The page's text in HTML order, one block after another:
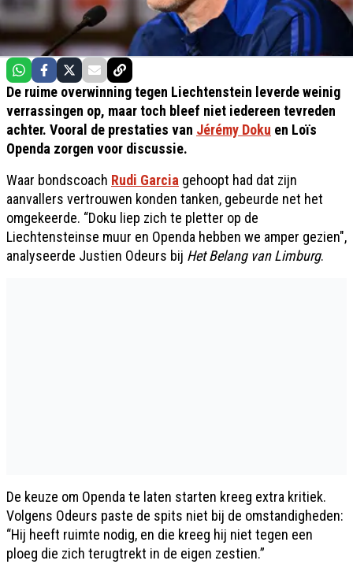
De ruime overwinning tegen Liechtenstein leverde weinig
verrassingen op, maar toch bleef niet iedereen tevreden
achter. Vooral de prestaties van Jérémy Doku en Loïs
Openda zorgen voor discussie.
Waar bondscoach Rudi Garcia gehoopt had dat zijn
aanvallers vertrouwen konden tanken, gebeurde net het
omgekeerde. “Doku liep zich te pletter op de
Liechtensteinse muur en Openda hebben we amper gezien",
analyseerde Justien Odeurs bij Het Belang van Limburg.
De keuze om Openda te laten starten kreeg extra kritiek.
Volgens Odeurs paste de spits niet bij de omstandigheden:
“Hij heeft ruimte nodig, en die kreeg hij niet tegen een
ploeg die zich terugtrekt in de eigen zestien.”